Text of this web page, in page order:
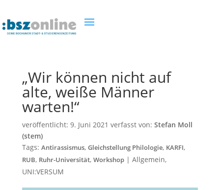
„Wir können nicht auf
alte, weiße Männer
warten!“
veröffentlicht: 9. Juni 2021 verfasst von: Stefan Moll
(stem)
Tags: Antirassismus, Gleichstellung Philologie, KARFI,
RUB, Ruhr-Universität, Workshop| Allgemein,
UNI:VERSUM